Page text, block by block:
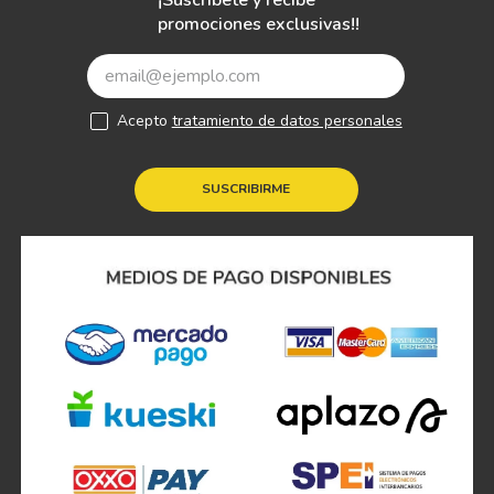
promociones exclusivas!!
SUSCRIBIRME
Acepto tratamiento de datos personales